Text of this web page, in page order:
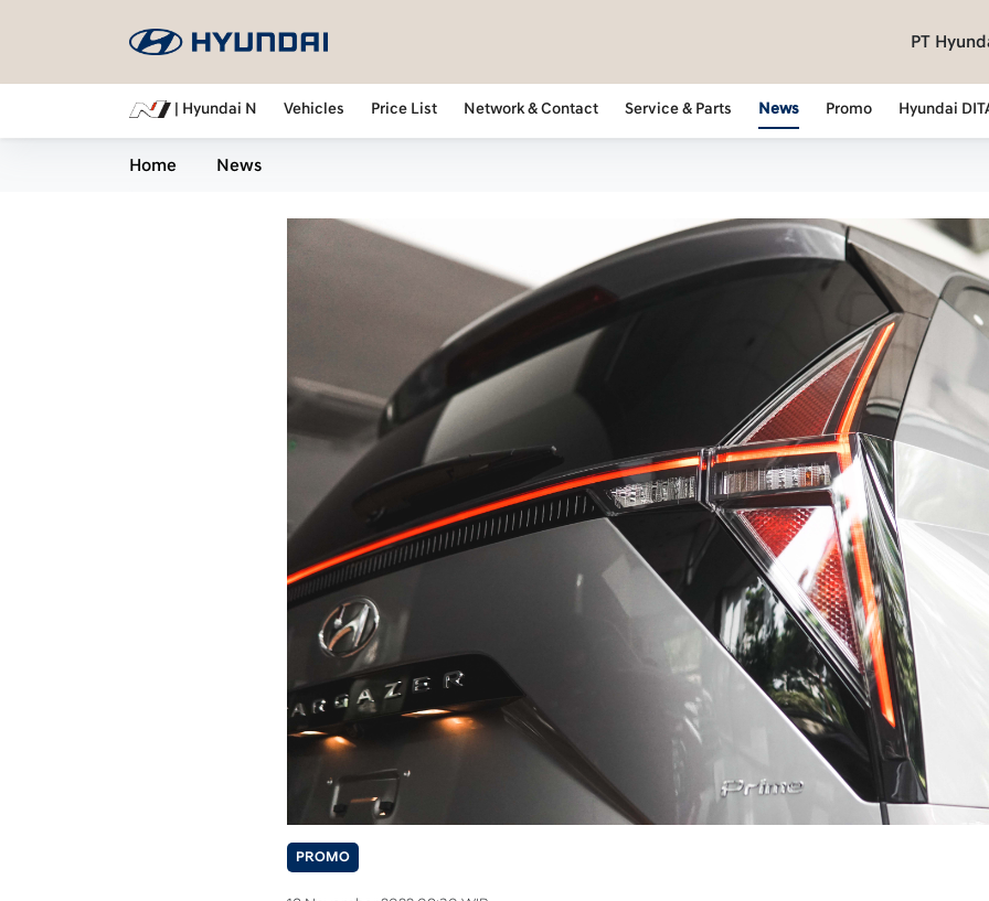
PT
| Hyundai N Vehicles Price List Network & Contact Service & Parts News Promo Hyundai
Home News
PROMO